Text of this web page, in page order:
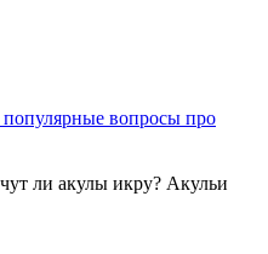
вопросы про
ли акулы икру? Акульи